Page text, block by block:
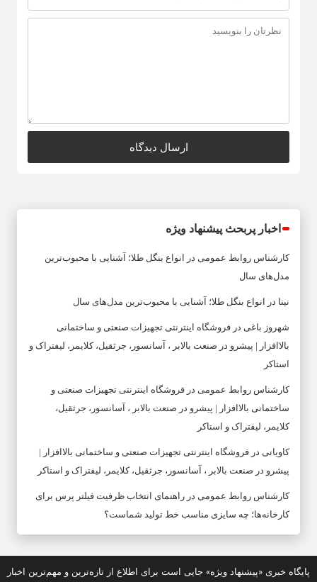
اخبار پربحث پیشنهاد ویژه
کارشناس روابط عمومی در
انواع بنگل طلا؛ آشنایی با محبوب‌ترین
مدل‌های سال
نینا در انواع بنگل طلا؛ آشنایی با محبوب‌ترین مدل‌های سال
شهروز باغی در فروشگاه اینترنتی تجهیزات صنعتی و ساختمانی
بالاافزار | پیشرو در صنعت بالابر ، آسانسور، جرثقیل، کلایمر، لیفتراک و
استاکر
کارشناس روابط عمومی در فروشگاه اینترنتی تجهیزات صنعتی و
ساختمانی بالاافزار | پیشرو در صنعت بالابر ، آسانسور، جرثقیل،
کلایمر، لیفتراک و استاکر
کاویانی در فروشگاه اینترنتی تجهیزات صنعتی و ساختمانی بالاافزار |
پیشرو در صنعت بالابر ، آسانسور، جرثقیل، کلایمر، لیفتراک و استاکر
کارشناس روابط عمومی در راهنمای انتخاب ظرفیت فیلتر پرس برای
کارخانه‌ها؛ چه سایزی مناسب خط تولید شماست؟
پایگاه خبری «پیشنهاد ویژه» جایی است برای اطلاع از تازه‌ترین و مهم‌ترین اخبار